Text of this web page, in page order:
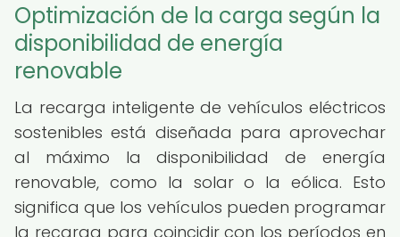
Optimización de la carga según la
disponibilidad de energía
renovable
La recarga inteligente de vehículos eléctricos
sostenibles está diseñada para aprovechar
al máximo la disponibilidad de energía
renovable, como la solar o la eólica. Esto
significa que los vehículos pueden programar
la recarga para coincidir con los períodos en